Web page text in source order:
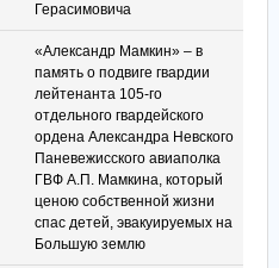
Герасимовича
«Александр Мамкин» – в
память о подвиге гвардии
лейтенанта 105-го
отдельного гвардейского
ордена Александра Невского
Паневежисского авиаполка
ГВФ А.П. Мамкина, который
ценою собственной жизни
спас детей, эвакуируемых на
Большую землю